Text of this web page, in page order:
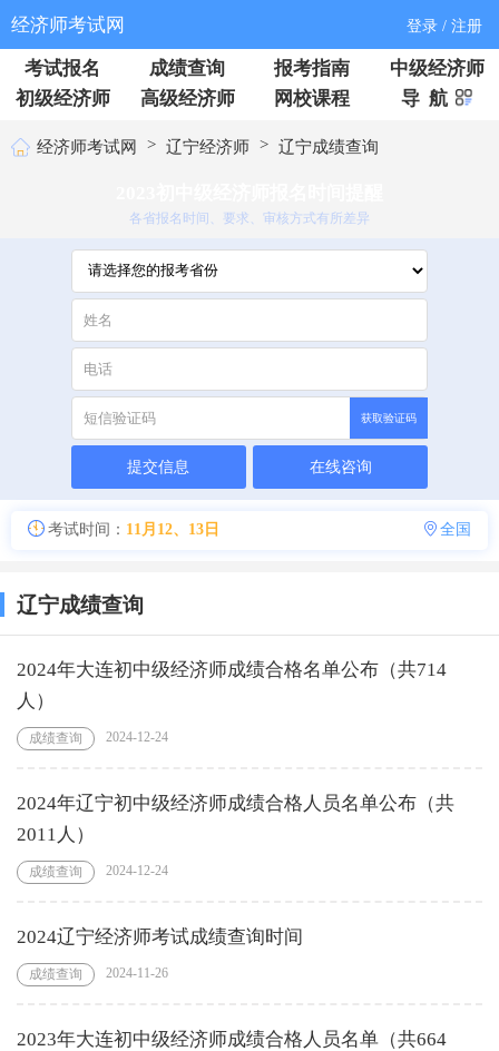
经济师考试网 登录 / 注册
考试报名 成绩查询 报考指南
中级经济师
初级经济师
高级经济师 网校课程 导 航
经济师考试网 > 辽宁经济师 > 辽宁成绩查询
各省报名时间、要求、审核方式有所差异
获取验证码
提交信息 在线咨询
考试时间： 11月12、13日 全国
辽宁成绩查询
2024年大连初中级经济师成绩合格名单公布（共714
人）
成绩查询 2024-12-24
2024年辽宁初中级经济师成绩合格人员名单公布（共
2011人）
成绩查询 2024-12-24
2024辽宁经济师考试成绩查询时间
成绩查询 2024-11-26
2023年大连初中级经济师成绩合格人员名单（共664